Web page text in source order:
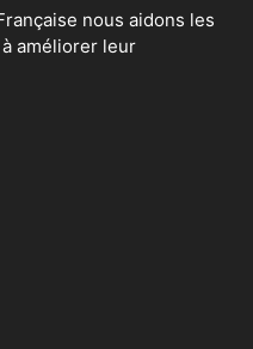
nous aidons les
améliorer leur